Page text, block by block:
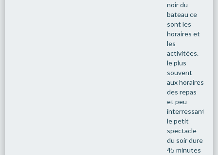
noir du
bateau ce
sont les
horaires et
les
activitées.
le plus
souvent
aux horaires
des repas
et peu
interressantes.
le petit
spectacle
du soir dure
45 minutes